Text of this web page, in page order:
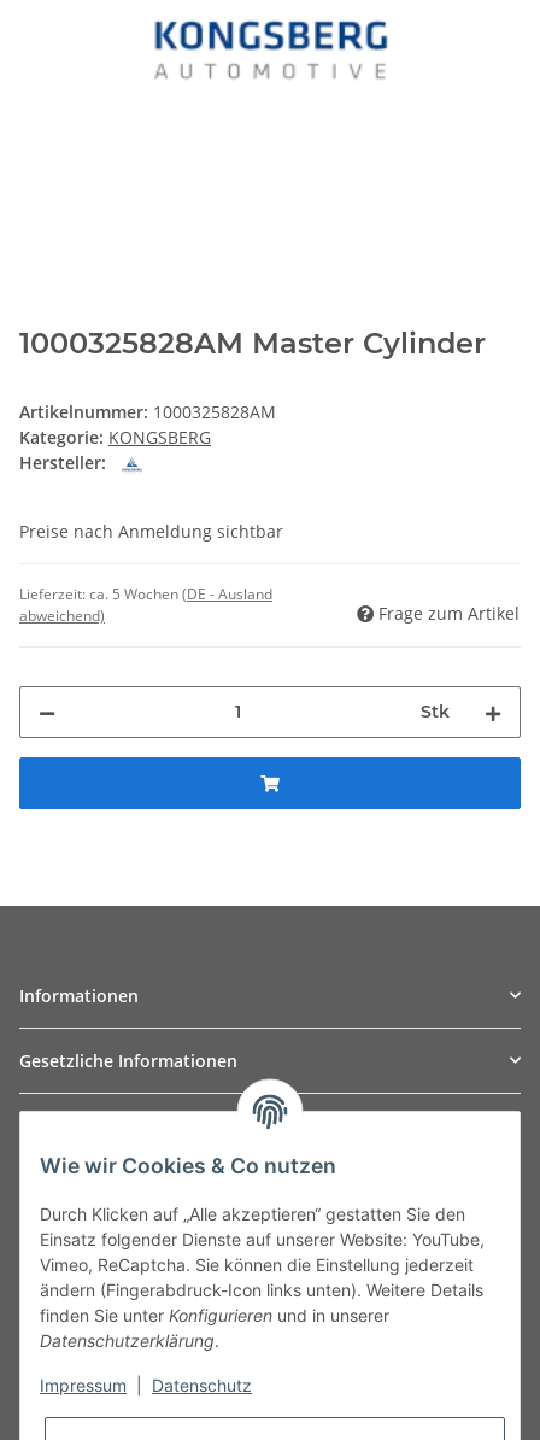
1000325828AM Master Cylinder
Artikelnummer: 1000325828AM
Kategorie: KONGSBERG
Hersteller:
Preise nach Anmeldung sichtbar
Lieferzeit:ca. 5 Wochen(DE - Ausland
abweichend)
Frage zum Artikel
Stk
Informationen
Gesetzliche Informationen
Leibnizstraße 2a
Germany
Phone:+49 40 5287270
Fax:+49 40 5281050
Email:sales@tow-automotive.de
Wie wir Cookies & Co nutzen
Durch Klicken auf „Alle akzeptieren“ gestatten Sie den
Einsatz folgender Dienste auf unserer Website: YouTube,
Vimeo, ReCaptcha. Sie können die Einstellung jederzeit
ändern (Fingerabdruck-Icon links unten). Weitere Details
finden Sie unter Konfigurieren und in unserer
Datenschutzerklärung.
Impressum Datenschutz